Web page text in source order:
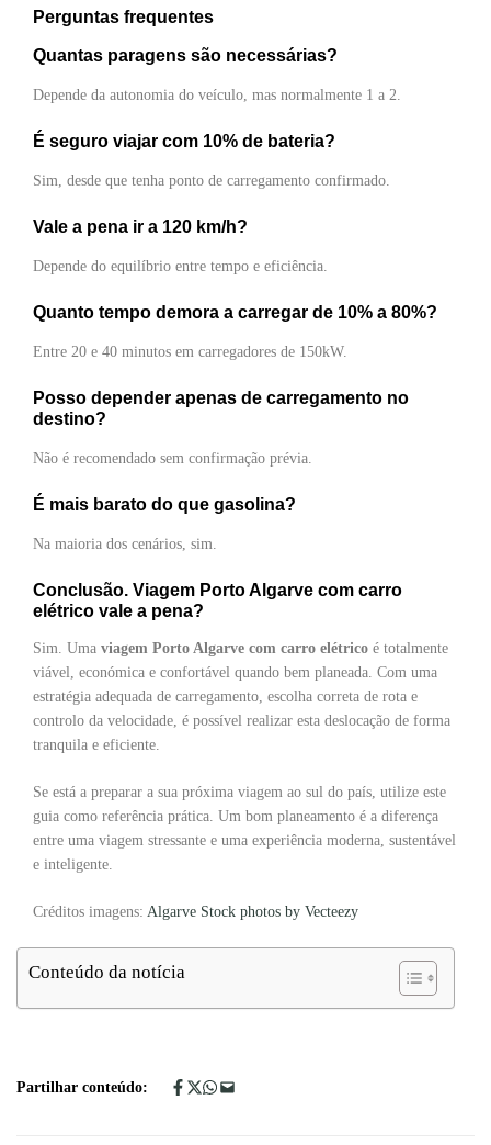
Perguntas frequentes
Quantas paragens são necessárias?
Depende da autonomia do veículo, mas normalmente 1 a 2.
É seguro viajar com 10% de bateria?
Sim, desde que tenha ponto de carregamento confirmado.
Vale a pena ir a 120 km/h?
Depende do equilíbrio entre tempo e eficiência.
Quanto tempo demora a carregar de 10% a 80%?
Entre 20 e 40 minutos em carregadores de 150kW.
Posso depender apenas de carregamento no
destino?
Não é recomendado sem confirmação prévia.
É mais barato do que gasolina?
Na maioria dos cenários, sim.
Conclusão. Viagem Porto Algarve com carro
elétrico vale a pena?
Sim. Uma viagem Porto Algarve com carro elétrico é totalmente
viável, económica e confortável quando bem planeada. Com uma
estratégia adequada de carregamento, escolha correta de rota e
controlo da velocidade, é possível realizar esta deslocação de forma
tranquila e eficiente.
Se está a preparar a sua próxima viagem ao sul do país, utilize este
guia como referência prática. Um bom planeamento é a diferença
entre uma viagem stressante e uma experiência moderna, sustentável
e inteligente.
Créditos imagens: Algarve Stock photos by Vecteezy
Conteúdo da notícia
Partilhar conteúdo: